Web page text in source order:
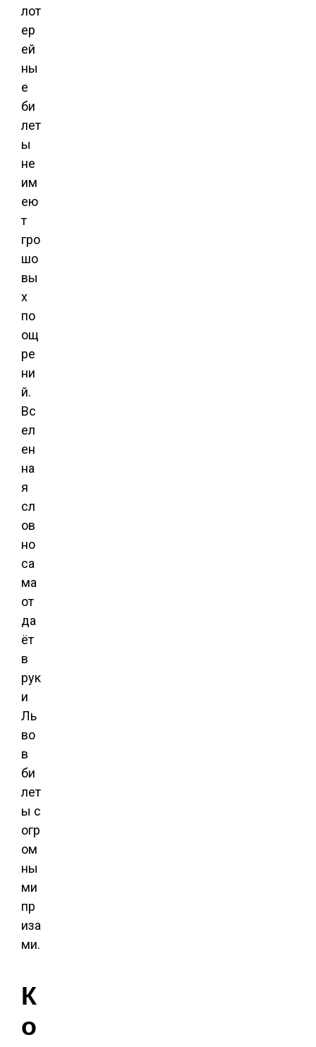
лот
ер
ей
ны
е
би
лет
ы
не
им
ею
т
гро
шо
вы
х
по
ощ
ре
ни
й.
Вс
ел
ен
на
я
сл
ов
но
са
ма
от
да
ёт
в
рук
и
Ль
во
в
би
лет
ы с
огр
ом
ны
ми
пр
иза
ми.
К
о